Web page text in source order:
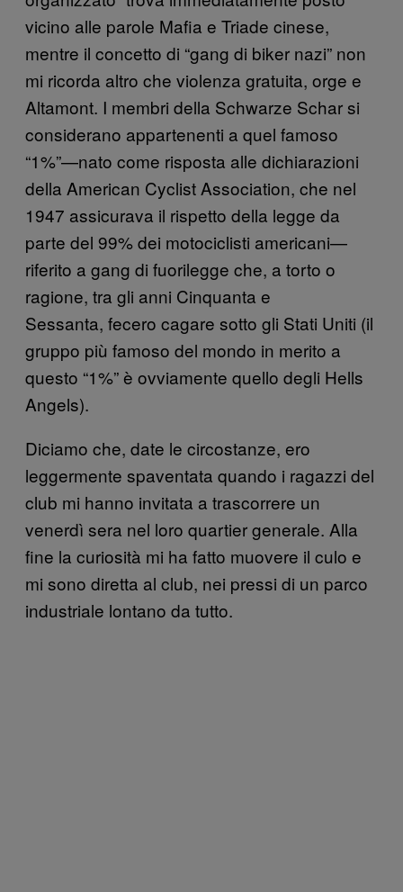
vicino alle parole Mafia e Triade cinese,
mentre il concetto di “gang di biker nazi” non
mi ricorda altro che violenza gratuita, orge e
Altamont. I membri della Schwarze Schar si
considerano appartenenti a quel famoso
“1%”—nato come risposta alle dichiarazioni
della American Cyclist Association, che nel
1947 assicurava il rispetto della legge da
parte del 99% dei motociclisti americani—
riferito a gang di fuorilegge che, a torto o
ragione, tra gli anni Cinquanta e
Sessanta, fecero cagare sotto gli Stati Uniti (il
gruppo più famoso del mondo in merito a
questo “1%” è ovviamente quello degli Hells
Angels).
Diciamo che, date le circostanze, ero
leggermente spaventata quando i ragazzi del
club mi hanno invitata a trascorrere un
venerdì sera nel loro quartier generale. Alla
fine la curiosità mi ha fatto muovere il culo e
mi sono diretta al club, nei pressi di un parco
industriale lontano da tutto.